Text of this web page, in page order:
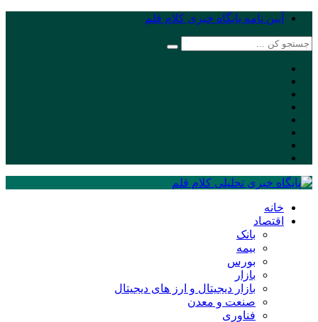
آیین نامه پایگاه خبری کلام قلم
خانه
اقتصاد
بانک
بیمه
بورس
بازار
بازار دیجیتال و ارز های دیجیتال
صنعت و معدن
فناوری